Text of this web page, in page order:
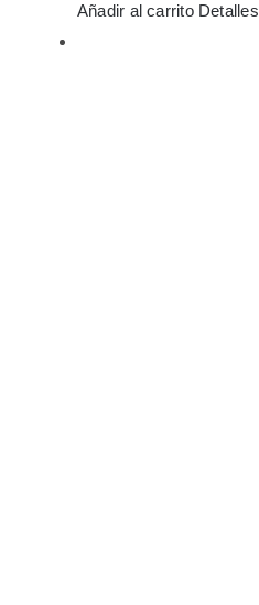
Añadir al carrito Detalles